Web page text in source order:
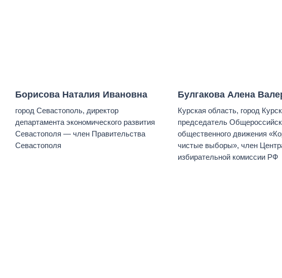
Борисова Наталия Ивановна
город Севастополь, директор
департамента экономического развития
Севастополя — член Правительства
Севастополя
Булгакова Алена
Курская область, город
председатель
общественного движения
чистые выборы», член
избирательной комиссии РФ